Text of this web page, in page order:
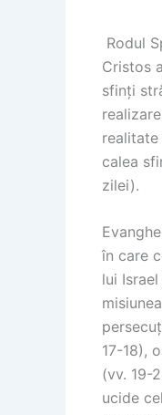
Rodul
Cristos
sfinți
calea
zilei).
în care
lui
17-18),
(vv. 19-
ucide